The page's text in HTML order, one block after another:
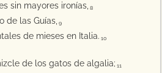
sin mayores ironías, 8
de las Guías, 9
de mieses en Italia. 10
de los gatos de algalia; 11